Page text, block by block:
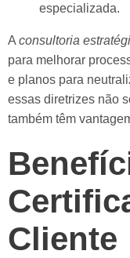
especializada.
A consultoria
para melhorar
e planos para
essas diretrizes não
também têm
Cliente